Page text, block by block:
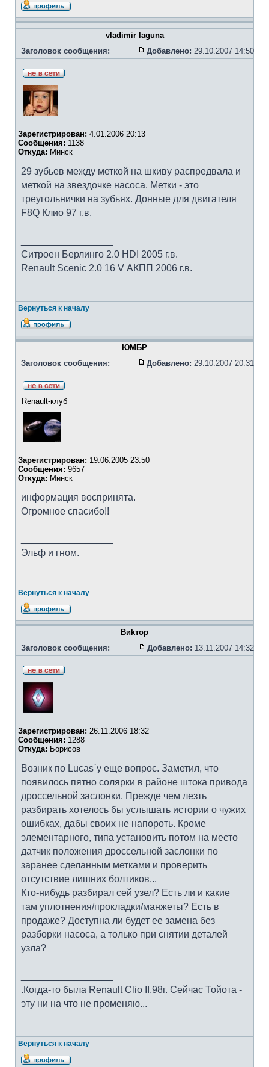
vladimir laguna
Заголовок сообщения:
Добавлено: 29.10.2007 14:50
Зарегистрирован: 4.01.2006 20:13
Сообщения: 1138
Откуда: Минск
29 зубьев между меткой на шкиву распредвала и
меткой на звездочке насоса. Метки - это
треугольнички на зубьях. Донные для двигателя
F8Q Клио 97 г.в.
Ситроен Берлинго 2.0 HDI 2005 г.в.
Renault Scenic 2.0 16 V АКПП 2006 г.в.
Вернуться к началу
ЮМБР
Заголовок сообщения:
Добавлено: 29.10.2007 20:31
Renault-клуб
Зарегистрирован: 19.06.2005 23:50
Сообщения: 9657
Откуда: Минск
информация воспринята.
Огромное спасибо!!
Эльф и гном.
Вернуться к началу
Bиkтоp
Заголовок сообщения:
Добавлено: 13.11.2007 14:32
Зарегистрирован: 26.11.2006 18:32
Сообщения: 1288
Откуда: Борисов
Возник по Lucas`у еще вопрос. Заметил, что
появилось пятно солярки в районе штока привода
дроссельной заслонки. Прежде чем лезть
разбирать хотелось бы услышать истории о чужих
ошибках, дабы своих не напороть. Кроме
элементарного, типа установить потом на место
датчик положения дроссельной заслонки по
заранее сделанным метками и проверить
отсутствие лишних болтиков...
Кто-нибудь разбирал сей узел? Есть ли и какие
там уплотнения/прокладки/манжеты? Есть в
продаже? Доступна ли будет ее замена без
разборки насоса, а только при снятии деталей
узла?
.Когда-то была Renault Clio II,98г. Сейчас Тойота -
эту ни на что не променяю...
Вернуться к началу